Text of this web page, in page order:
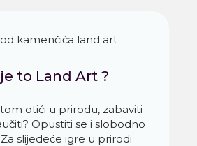
to Land Art ?
otići u prirodu, zabaviti
Opustiti se i slobodno
slijedeće igre u prirodi